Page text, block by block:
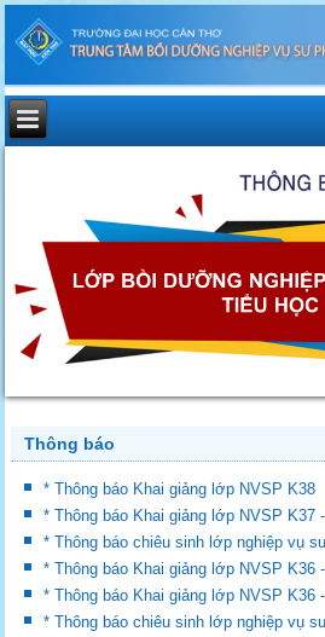
Thông báo
* Thông báo Khai giảng lớp NVSP K38
* Thông báo Khai giảng lớp NVSP K37
* Thông báo chiêu sinh lớp nghiệp vụ
* Thông báo Khai giảng lớp NVSP K36
* Thông báo Khai giảng lớp NVSP K36
* Thông báo chiêu sinh lớp nghiệp vụ